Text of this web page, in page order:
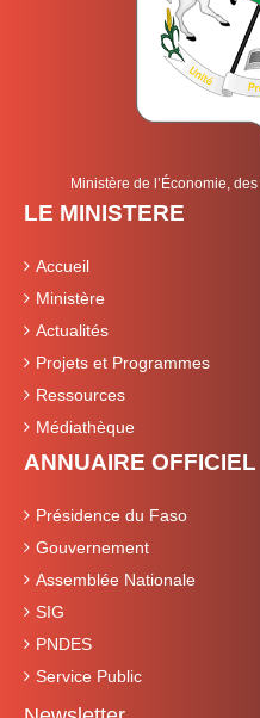
Ministère de l’Économie,
LE MINISTERE
Accueil
Ministère
Actualités
Projets et Programmes
Ressources
Médiathèque
ANNUAIRE OFFICIEL
Présidence du Faso
Gouvernement
Assemblée Nationale
SIG
PNDES
Service Public